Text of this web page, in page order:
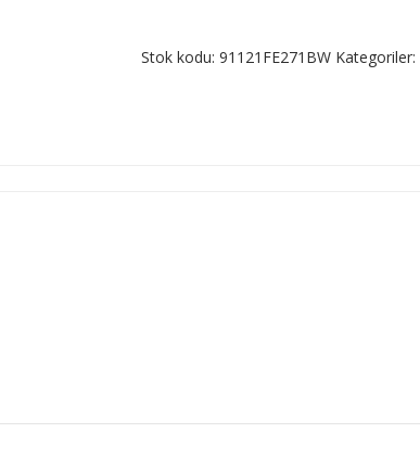
Stok kodu:91121FE271BW Kategoriler: